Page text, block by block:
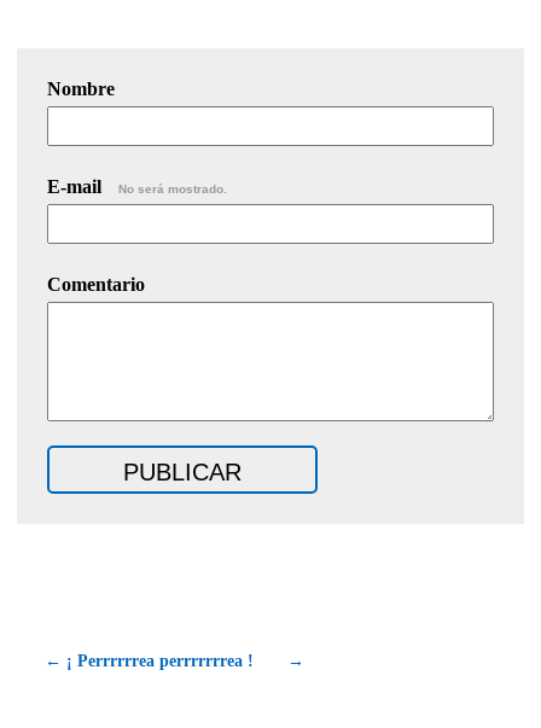
Nombre
E-mail No será mostrado.
Comentario
← ¡ Perrrrrrea perrrrrrrea ! →